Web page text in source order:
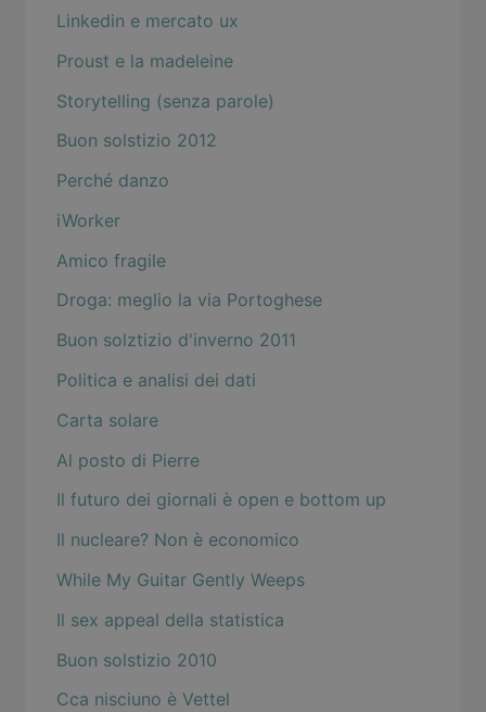
Linkedin e mercato ux
Proust e la madeleine
Storytelling (senza parole)
Buon solstizio 2012
Perché danzo
iWorker
Amico fragile
Droga: meglio la via Portoghese
Buon solztizio d'inverno 2011
Politica e analisi dei dati
Carta solare
Al posto di Pierre
Il futuro dei giornali è open e bottom up
Il nucleare? Non è economico
While My Guitar Gently Weeps
Il sex appeal della statistica
Buon solstizio 2010
Cca nisciuno è Vettel